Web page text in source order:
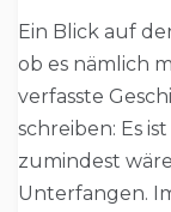
Ein Blick auf
ob es nämlich
verfasste
schreiben: Es
zumindest
Unterfangen.